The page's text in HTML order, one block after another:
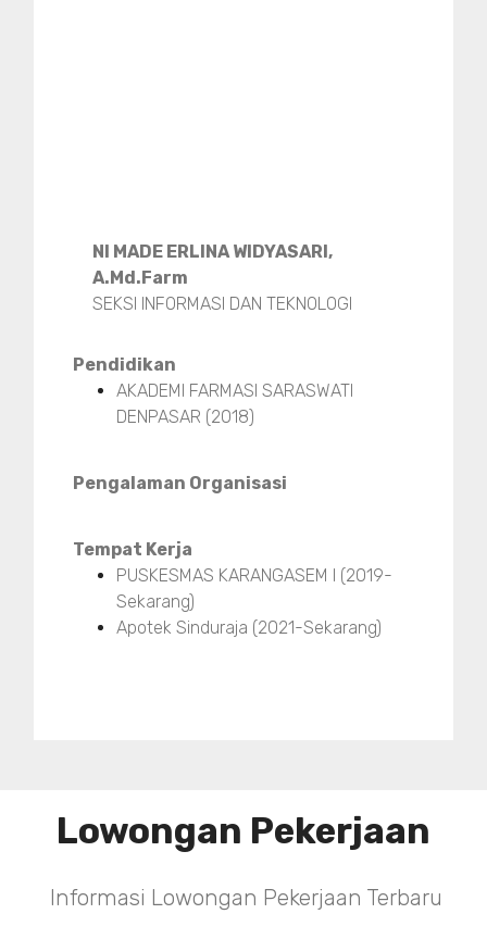
NI MADE ERLINA WIDYASARI,
A.Md.Farm
SEKSI INFORMASI DAN TEKNOLOGI
Pendidikan
AKADEMI FARMASI SARASWATI
DENPASAR (2018)
Pengalaman Organisasi
Tempat Kerja
PUSKESMAS KARANGASEM I (2019-
Sekarang)
Apotek Sinduraja (2021-Sekarang)
Lowongan Pekerjaan
Informasi Lowongan Pekerjaan Terbaru